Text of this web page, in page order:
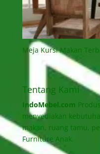
Meja Kursi Makan
Tentang Kami
IndoMebel.com
menyediakan
makan, ruang tamu,
Furniture Anak.